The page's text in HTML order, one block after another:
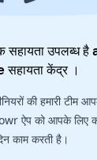
उपलब्ध
सहायता केंद्र।
की हमारी
ऐप को आपके लिए
काम करती है।